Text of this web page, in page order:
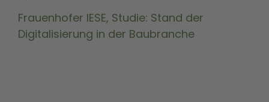
Frauenhofer IESE, Studie: Stand der
Digitalisierung in der Baubranche